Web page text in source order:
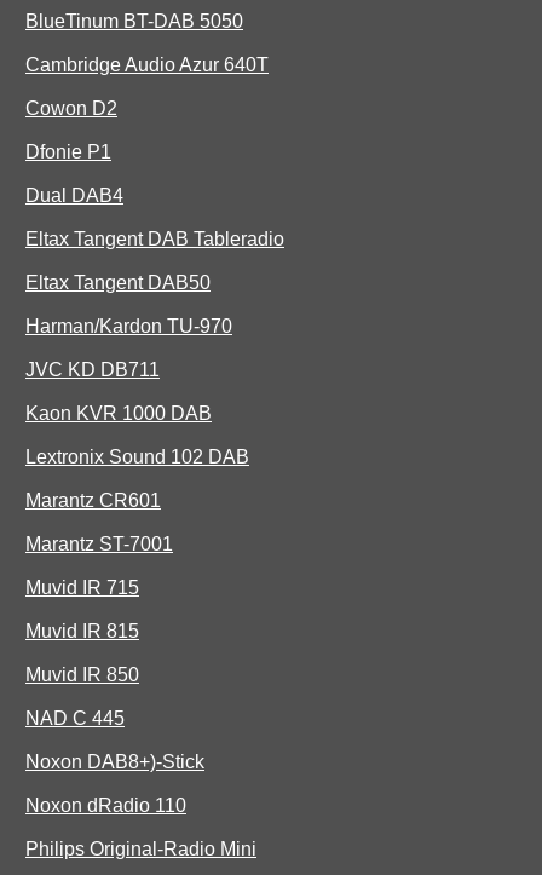
BlueTinum BT-DAB 5050
Cambridge Audio Azur 640T
Cowon D2
Dfonie P1
Dual DAB4
Eltax Tangent DAB Tableradio
Eltax Tangent DAB50
Harman/Kardon TU-970
JVC KD DB711
Kaon KVR 1000 DAB
Lextronix Sound 102 DAB
Marantz CR601
Marantz ST-7001
Muvid IR 715
Muvid IR 815
Muvid IR 850
NAD C 445
Noxon DAB8+)-Stick
Noxon dRadio 110
Philips Original-Radio Mini